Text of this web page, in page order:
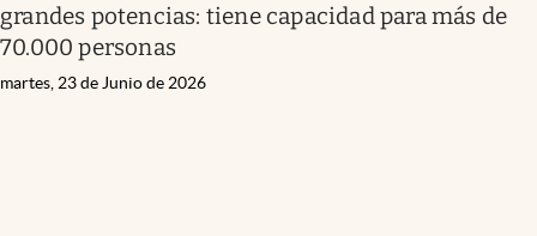
grandes potencias: tiene capacidad para más de
70.000 personas
martes, 23 de Junio de 2026